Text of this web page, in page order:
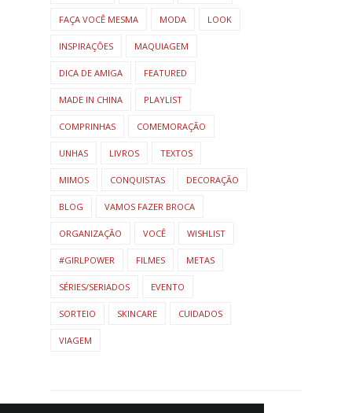
FAÇA VOCÊ MESMA MODA LOOK
INSPIRAÇÕES MAQUIAGEM
DICA DE AMIGA FEATURED
MADE IN CHINA PLAYLIST
COMPRINHAS COMEMORAÇÃO
UNHAS LIVROS TEXTOS
MIMOS CONQUISTAS DECORAÇÃO
BLOG VAMOS FAZER BROCA
ORGANIZAÇÃO VOCÊ WISHLIST
#GIRLPOWER FILMES METAS
SÉRIES/SERIADOS EVENTO
SORTEIO SKINCARE CUIDADOS
VIAGEM